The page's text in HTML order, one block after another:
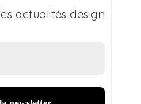
actualités design